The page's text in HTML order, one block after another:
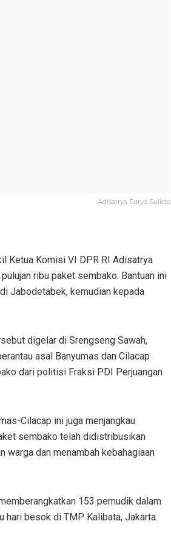
Adisatrya Suryo Sulisto
Ketua Komisi VI DPR RI Adisatrya
ribu paket sembako. Bantuan ini
Jabodetabek, kemudian kepada
digelar di Srengseng Sawah,
asal Banyumas dan Cilacap
dari politisi Fraksi PDI Perjuangan
Cilacap ini juga menjangkau
sembako telah didistribusikan
warga dan menambah kebahagiaan
153 pemudik dalam
hari besok di TMP Kalibata, Jakarta.